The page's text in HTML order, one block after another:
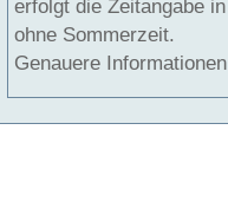
erfolgt die Zeitangabe
ohne Sommerzeit.
Genauere